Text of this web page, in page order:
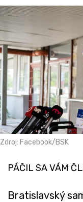
Zdroj: Facebook/BSK
PÁČIL SA VÁM
Bratislavský